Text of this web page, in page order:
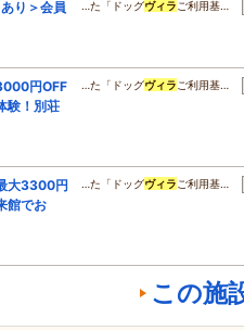
り＞会員
…た「ドッグヴィラ ご利用基…
円OFF
験！別荘
…た「ドッグヴィラ ご利用基…
大3300円
館でお
…た「ドッグヴィラ ご利用基…
この施